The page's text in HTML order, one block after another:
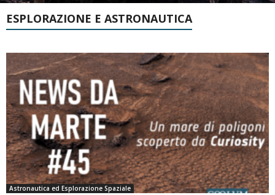
ESPLORAZIONE E ASTRONAUTICA
Astronautica ed Esplorazione Spaziale